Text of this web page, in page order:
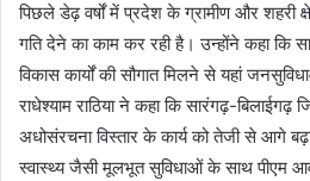
पिछले डेढ़ वर्षों में प्रदेश के ग्रामीण और शहरी
गति देने का काम कर रही है। उन्होंने कहा कि
विकास कार्यों की सौगात मिलने से यहां
राधेश्याम राठिया ने कहा कि सारंगढ़-बिलाईगढ़
अधोसंरचना विस्तार के कार्य को तेजी से आगे
स्वास्थ्य जैसी मूलभूत सुविधाओं के साथ पीएम